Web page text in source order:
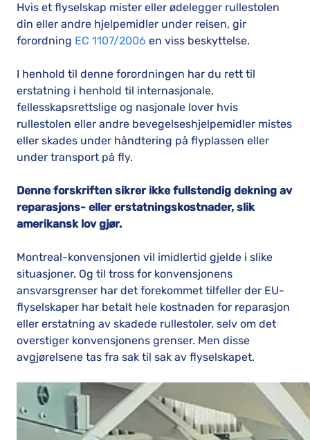
Hvis et flyselskap mister eller ødelegger rullestolen
din eller andre hjelpemidler under reisen, gir
forordning EC 1107/2006 en viss beskyttelse.
I henhold til denne forordningen har du rett til
erstatning i henhold til internasjonale,
fellesskapsrettslige og nasjonale lover hvis
rullestolen eller andre bevegelseshjelpemidler mistes
eller skades under håndtering på flyplassen eller
under transport på fly.
Denne forskriften sikrer ikke fullstendig dekning av
reparasjons- eller erstatningskostnader, slik
amerikansk lov gjør.
Montreal-konvensjonen vil imidlertid gjelde i slike
situasjoner. Og til tross for konvensjonens
ansvarsgrenser har det forekommet tilfeller der EU-
flyselskaper har betalt hele kostnaden for reparasjon
eller erstatning av skadede rullestoler, selv om det
overstiger konvensjonens grenser. Men disse
avgjørelsene tas fra sak til sak av flyselskapet.